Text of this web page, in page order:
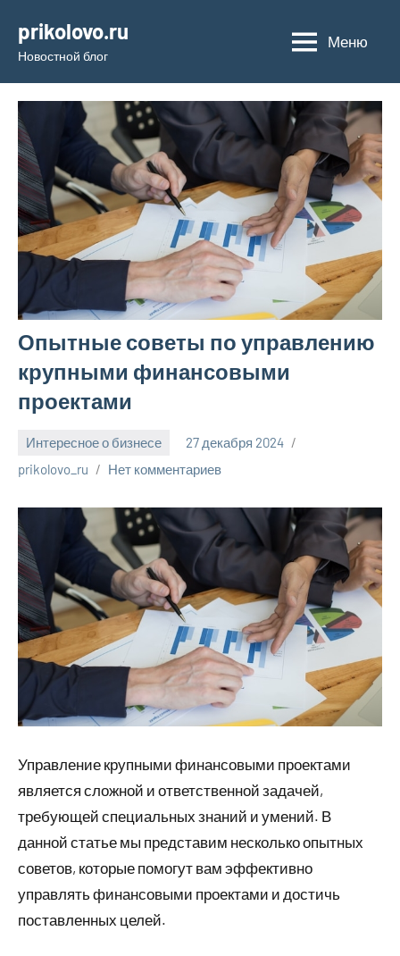
содержимому
prikolovo.ru
Новостной блог
Меню
Опытные советы по управлению
крупными финансовыми
проектами
Интересное о бизнесе
27 декабря 2024
prikolovo_ru
Нет комментариев
Управление крупными финансовыми проектами
является сложной и ответственной задачей,
требующей специальных знаний и умений. В
данной статье мы представим несколько опытных
советов, которые помогут вам эффективно
управлять финансовыми проектами и достичь
поставленных целей.